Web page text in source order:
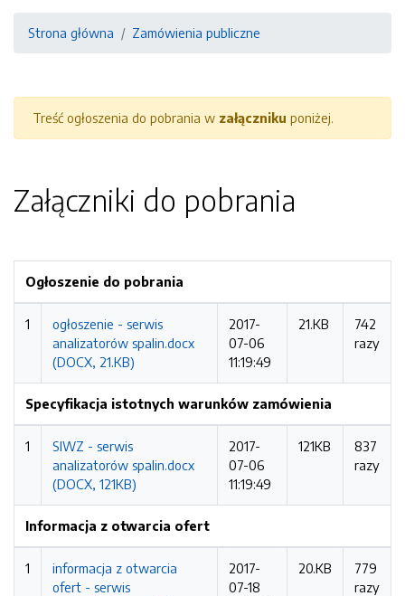
Strona główna Zamówienia publiczne
Treść ogłoszenia do pobrania w załączniku poniżej.
Załączniki do pobrania
Ogłoszenie do pobrania
1
ogłoszenie - serwis
analizatorów spalin.docx
(DOCX, 21.KB)
2017-
07-06
11:19:49
21.KB
742
razy
Specyfikacja istotnych warunków zamówienia
1
SIWZ - serwis
analizatorów spalin.docx
(DOCX, 121KB)
2017-
07-06
11:19:49
121KB
837
razy
Informacja z otwarcia ofert
1
informacja z otwarcia
ofert - serwis
2017-
07-18
20.KB
779
razy